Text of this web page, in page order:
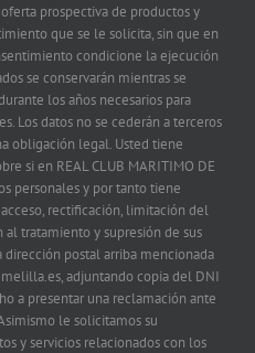
prospectiva de productos y
que se le solicita, sin que en
condicione la ejecución
se conservarán mientras se
los años necesarios para
Los datos no se cederán a terceros
obligación legal. Usted tiene
si en REAL CLUB MARITIMO DE
personales y por tanto tiene
rectificación, limitación del
tratamiento y supresión de sus
postal arriba mencionada
adjuntando copia del DNI
a presentar una reclamación ante
le solicitamos su
y servicios relacionados con los